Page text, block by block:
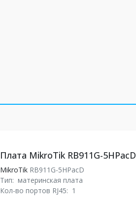
Плата MikroTik RB911G-5HPacD
MikroTikRB911G-5HPacD
Тип: материнская плата
Кол-во портов RJ45: 1